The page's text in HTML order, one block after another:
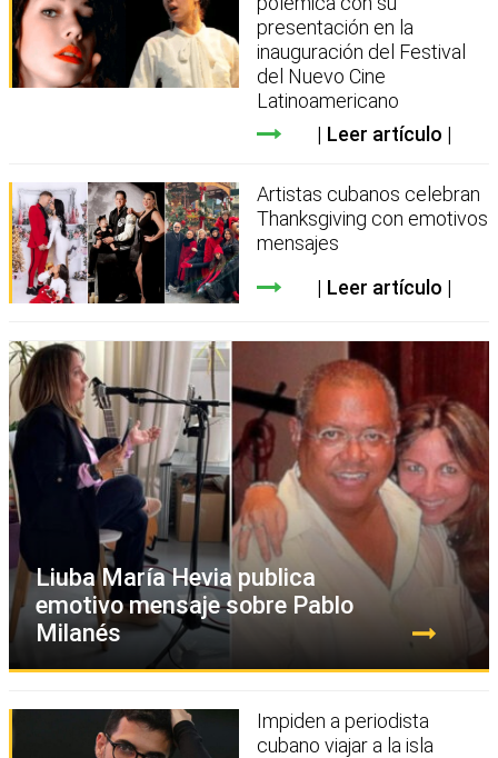
presentación en la
inauguración del Festival
del Nuevo Cine
Latinoamericano
Leer artículo
Artistas cubanos celebran
Thanksgiving con emotivos
mensajes
Leer artículo
Liuba María Hevia publica
emotivo mensaje sobre Pablo
Milanés
Impiden a periodista
cubano viajar a la isla